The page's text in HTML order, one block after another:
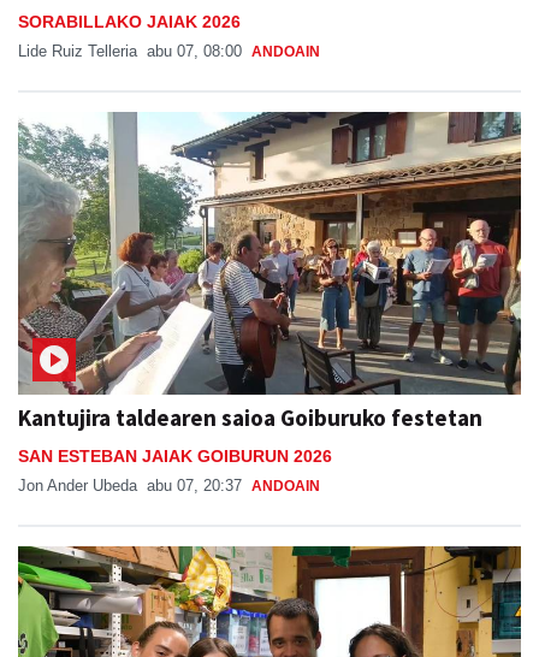
SORABILLAKO JAIAK 2026
Lide Ruiz Telleria abu 07, 08:00 ANDOAIN
Kantujira taldearen saioa Goiburuko festetan
SAN ESTEBAN JAIAK GOIBURUN 2026
Jon Ander Ubeda abu 07, 20:37 ANDOAIN